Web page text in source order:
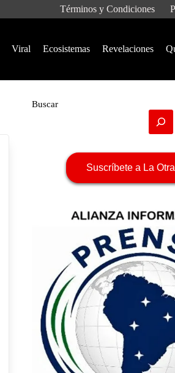
Términos y Condiciones
Viral Ecosistemas Revelaciones
Buscar
Suscríbete a La